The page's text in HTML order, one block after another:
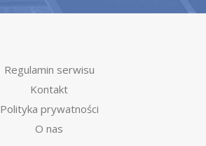
Regulamin serwisu
Kontakt
Polityka prywatności
O nas